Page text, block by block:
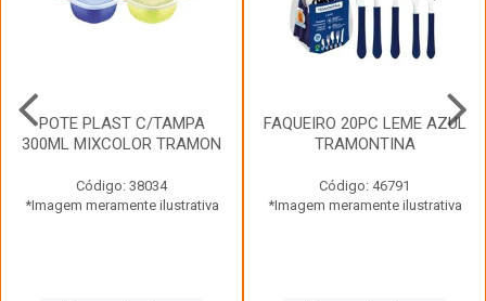
POTE PLAST C/TAMPA
300ML MIXCOLOR TRAMON
Código: 38034
*Imagem meramente ilustrativa
FAQUEIRO 20PC LEME AZUL
TRAMONTINA
Código: 46791
*Imagem meramente ilustrativa